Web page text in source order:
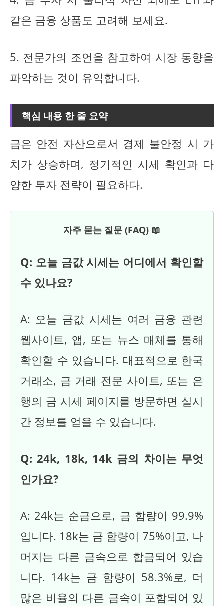
같은 금융 상품도 고려해 보세요.
5. 전문가의 조언을 참고하여 시장 동향을
파악하는 것이 유익합니다.
핵심 내용 한 줄 요약
금은 안전 자산으로서 경제 불안정 시 가
치가 상승하며, 정기적인 시세 확인과 다
양한 투자 전략이 필요하다.
자주 묻는 질문 (FAQ) 📖
Q: 오늘 금값 시세는 어디에서 확인할
수 있나요?
A: 오늘 금값 시세는 여러 금융 관련
웹사이트, 앱, 또는 뉴스 매체를 통해
확인할 수 있습니다. 대표적으로 한국
거래소, 금 거래 전문 사이트, 또는 은
행의 금 시세 페이지를 방문하면 실시
간 정보를 얻을 수 있습니다.
Q: 24k, 18k, 14k 금의 차이는 무엇
인가요?
A: 24k는 순금으로, 금 함량이 99.9%
입니다. 18k는 금 함량이 75%이고, 나
머지는 다른 금속으로 합금되어 있습
니다. 14k는 금 함량이 58.3%로, 더
많은 비율의 다른 금속이 포함되어 있